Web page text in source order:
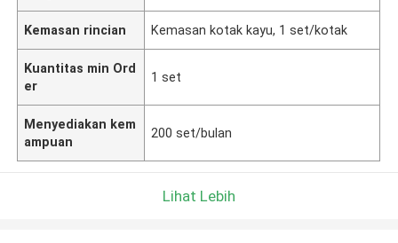
Kemasan rincian Kemasan kotak kayu, 1 set/kotak
Kuantitas min Ord
er
1 set
Menyediakan kem
ampuan
200 set/bulan
Lihat Lebih